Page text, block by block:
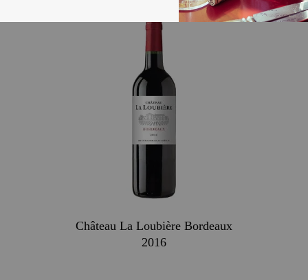
Château La Loubière Bordeaux
2016